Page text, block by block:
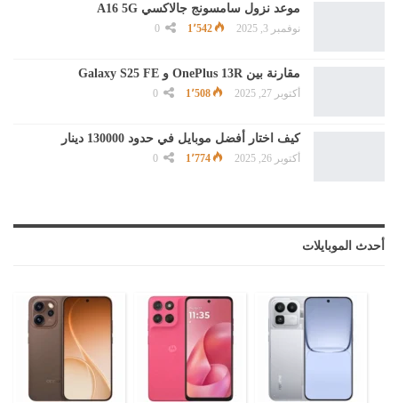
موعد نزول سامسونج جالاكسي A16 5G
نوفمبر 3, 2025 1٬542
مقارنة بين OnePlus 13R و Galaxy S25 FE
أكتوبر 27, 2025 1٬508
كيف اختار أفضل موبايل في حدود 130000 دينار
أكتوبر 26, 2025 1٬774
أحدث الموبايلات